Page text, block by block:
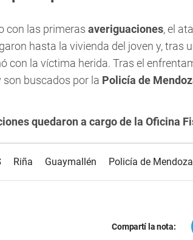
con las primeras averiguaciones, el
hasta la vivienda del joven y, tras
con la víctima herida. Tras el
son buscados por la Policía de
quedaron a cargo de la Oficina
Riña Guaymallén Policía de Mendoza
Compartí la nota: